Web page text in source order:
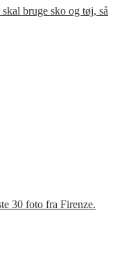
bruge sko og tøj, så
30 foto fra Firenze.